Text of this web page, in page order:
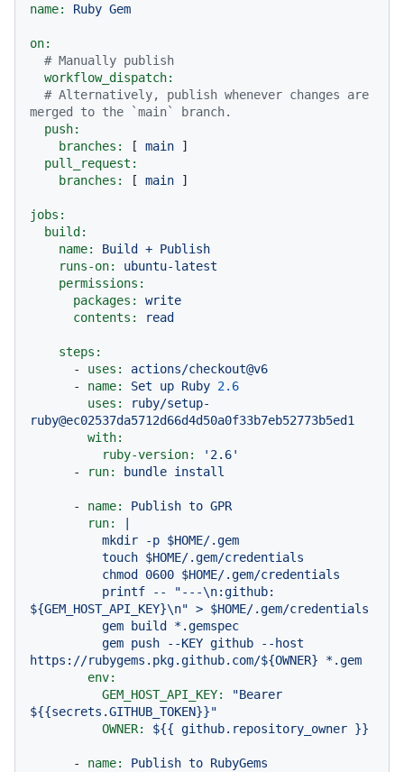
name: Ruby Gem
on:
# Manually publish
workflow_dispatch:
# Alternatively, publish whenever changes are
merged to the `main` branch.
push:
branches:
[ main ]
pull_request:
branches:
[ main ]
jobs:
build:
name:
Build + Publish
runs-on:
ubuntu-latest
permissions:
packages:
write
contents:
read
steps:
-
uses:
actions/checkout@v6
-
name: Set up Ruby 2.6
uses:
ruby/setup-
ruby@ec02537da5712d66d4d50a0f33b7eb52773b5ed1
with:
ruby-version:
'2.6'
-
run: bundle install
- name: Publish to GPR
run:
${GEM_HOST_API_KEY}\n" > $HOME/.gem/credentials
env:
GEM_HOST_API_KEY:
"Bearer
${{secrets.GITHUB_TOKEN}}"
OWNER:
${{ github.repository_owner }}
- name: Publish to RubyGems